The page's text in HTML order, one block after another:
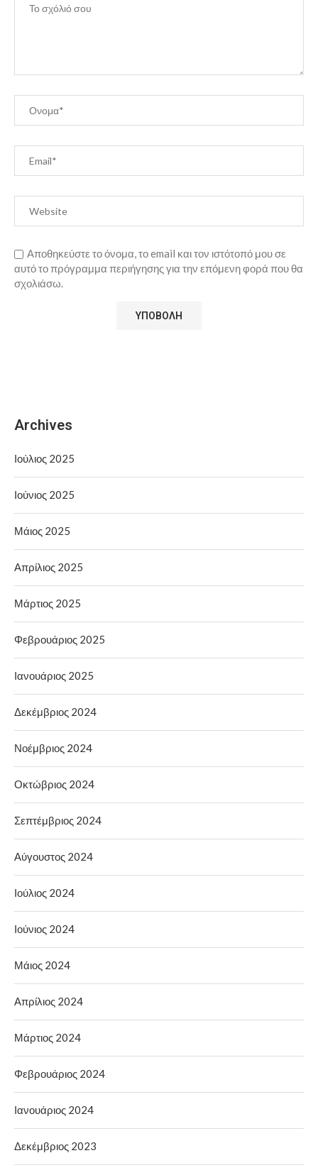
Αποθηκεύστε το όνομα, το email και τον ιστότοπό μου σε
αυτό το πρόγραμμα περιήγησης για την επόμενη φορά που θα
σχολιάσω.
Archives
Ιούλιος 2025
Ιούνιος 2025
Μάιος 2025
Απρίλιος 2025
Μάρτιος 2025
Φεβρουάριος 2025
Ιανουάριος 2025
Δεκέμβριος 2024
Νοέμβριος 2024
Οκτώβριος 2024
Σεπτέμβριος 2024
Αύγουστος 2024
Ιούλιος 2024
Ιούνιος 2024
Μάιος 2024
Απρίλιος 2024
Μάρτιος 2024
Φεβρουάριος 2024
Ιανουάριος 2024
Δεκέμβριος 2023